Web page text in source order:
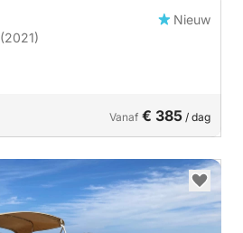
Nieuw
(2021)
Vanaf € 385 / dag